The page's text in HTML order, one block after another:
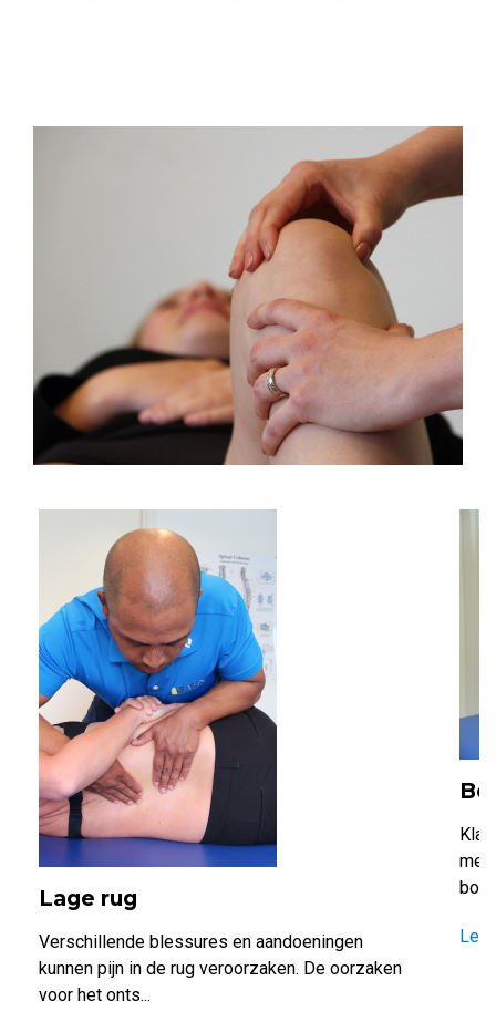
Lage rug
Verschillende blessures en aandoeningen
kunnen pijn in de rug veroorzaken. De oorzaken
voor het onts...